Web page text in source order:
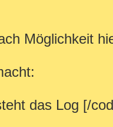
Möglichkeit
das Log [/